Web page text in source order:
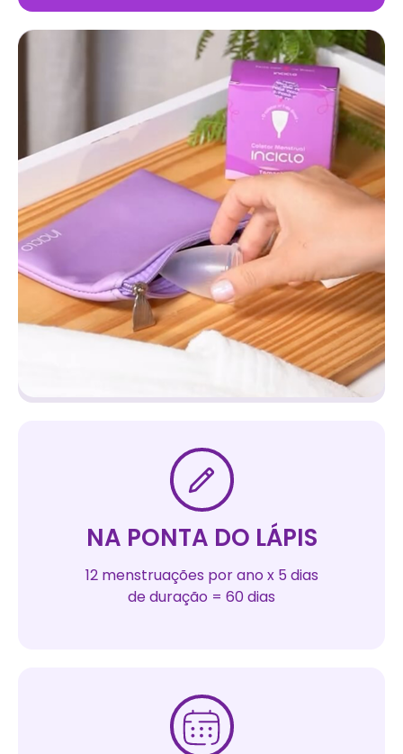
NA PONTA DO LÁPIS
12 menstruações por ano x 5 dias
de duração = 60 dias